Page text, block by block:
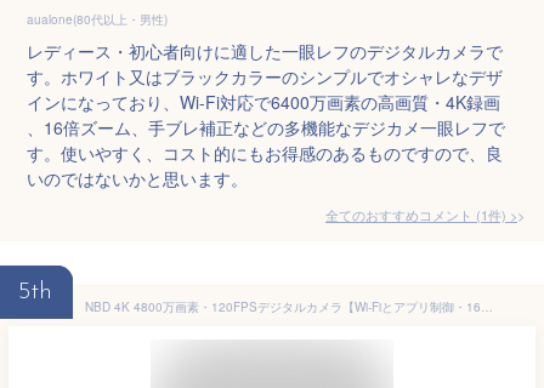
aualone(80代以上・男性)
レディース・初心者向けに適した一眼レフのデジタルカメラで
す。ホワイト又はブラックカラーのシンプルでオシャレなデザ
インになっており、Wi-Fi対応で6400万画素の高画質・4K録画
、16倍ズーム、手ブレ補正などの多機能なデジカメ一眼レフで
す。使いやすく、コスト的にもお得感のあるものですので、良
いのではないかと思います。
全てのおすすめコメント (1件) >
5th
NBD 4K 4800万画素・120FPSデジタルカメラ【Wi-Fiとアプリ制御・16種のアクセサリー】16倍ズーム AF 機能付き 一眼レフカメラ | マクロ+広角レンズ | ウェブカメラ機能 | 32GB microSDカード＆2個のバッテリー付属 | 多機能で使いやすい 初心者向け(ホワイト)